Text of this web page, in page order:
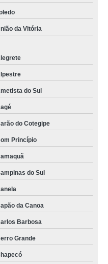
da Vitória
do Sul
do Cotegipe
Princípio
do Sul
da Canoa
Barbosa
Grande